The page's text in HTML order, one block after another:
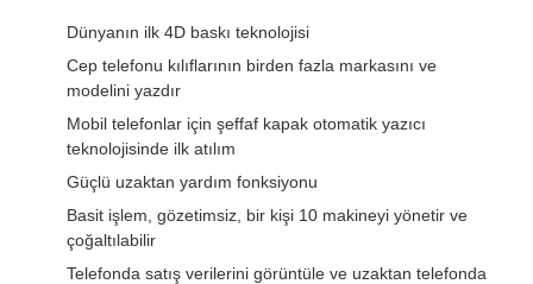
Dünyanın ilk 4D baskı teknolojisi
Cep telefonu kılıflarının birden fazla markasını ve
modelini yazdır
Mobil telefonlar için şeffaf kapak otomatik yazıcı
teknolojisinde ilk atılım
Güçlü uzaktan yardım fonksiyonu
Basit işlem, gözetimsiz, bir kişi 10 makineyi yönetir ve
çoğaltılabilir
Telefonda satış verilerini görüntüle ve uzaktan telefonda